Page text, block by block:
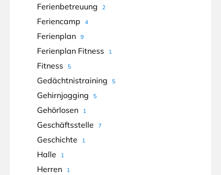
Ferienbetreuung 2
Feriencamp 4
Ferienplan 9
Ferienplan Fitness 1
Fitness 5
Gedächtnistraining 5
Gehirnjogging 5
Gehörlosen 1
Geschäftsstelle 7
Geschichte 1
Halle 1
Herren 1